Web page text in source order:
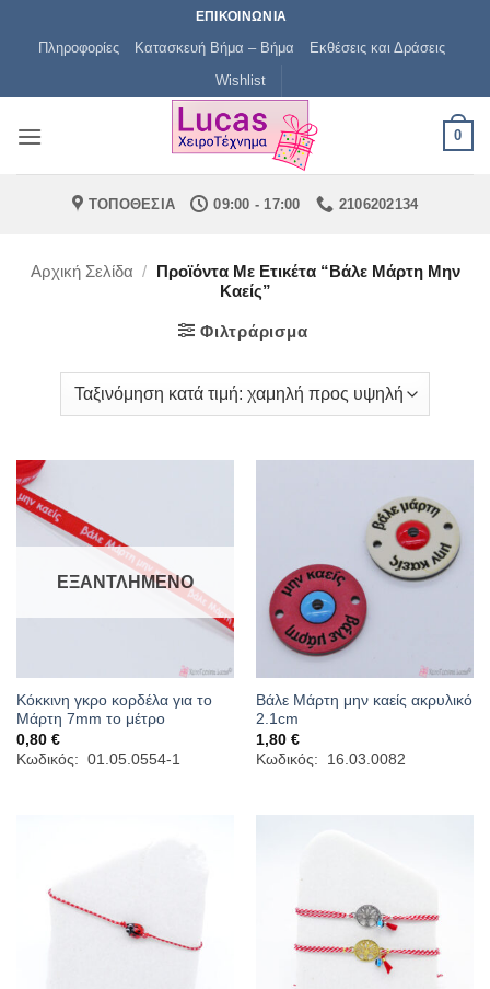
ΕΠΙΚΟΙΝΩΝΙΑ
Πληροφορίες Κατασκευή Βήμα – Βήμα
Εκθέσεις και Δράσεις
Wishlist
0
ΤΟΠΟΘΕΣΙΑ 09:00 - 17:00 2106202134
Αρχική Σελίδα / Προϊόντα Με Ετικέτα “βάλε Μάρτη Μην
Καείς”
Φιλτράρισμα
ΕΞΑΝΤΛΗΜΈΝΟ
Κόκκινη γκρο κορδέλα για το
Μάρτη 7mm το μέτρο
0,80 €
Κωδικός: 01.05.0554-1
Βάλε Μάρτη μην καείς ακρυλικό
2.1cm
1,80 €
Κωδικός: 16.03.0082